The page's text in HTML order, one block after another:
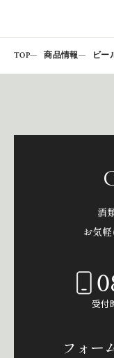
TOP 商品情報 ビー
酒
お気
受付
フォー